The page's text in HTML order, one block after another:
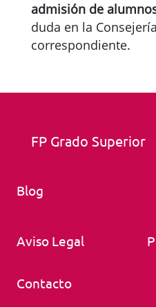
admisión de
duda en la
correspondiente.
FP Grado Superior
Blog
Aviso Legal
Contacto